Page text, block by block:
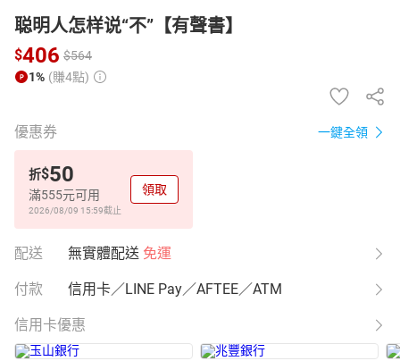
聪明人怎样说“不”【有聲書】
$406 $564
1% (賺4點)
優惠券 一鍵全領
折$50
滿555元可用
2026/08/09 15:59截止
領取
配送 無實體配送 免運
付款 信用卡／LINE Pay／AFTEE／ATM
信用卡優惠